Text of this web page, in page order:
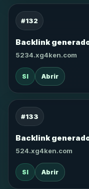
#132
Backlink
5234.xg4ken.com
SI Abrir
#133
Backlink
524.xg4ken.com
SI Abrir